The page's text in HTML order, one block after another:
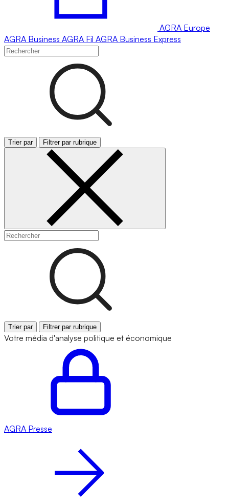
AGRA Europe
AGRA Business AGRA Fil AGRA Business Express
Trier par Filtrer par rubrique
Trier par Filtrer par rubrique
Votre média d'analyse politique et économique
AGRA Presse